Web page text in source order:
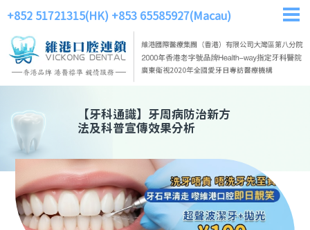
+852 51721315(HK) +853 65585927(Macau)
【牙科通識】 牙周病防治新方
法及科普宣傳效果分析